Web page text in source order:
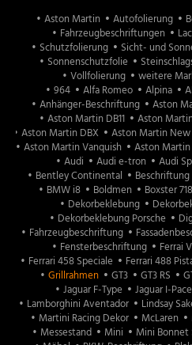
Aston Martin
weitere Marken
Fahrzeugbeschriftungen
Beschriftungen und Schilder
Sichtschutz
Sonnenschutz
Team
Infrastruktur
Aston Martin
Autofolierung
Fahrzeugbeschriftungen
Schutzfolierung
Sicht- und
Sonnenschutzfolie
Vollfolierung
weitere
964
Alfa Romeo Alpina
Anhänger-Beschriftung
Aston
Aston Martin DB11
Aston
Aston Martin DBX
Aston Martin
Aston Martin Vanquish
Aston
Audi
Audi e-tron Audi
Bentley Continental
Beschriftung
BMW i8
Boldmen Boxster
Dekorbeklebung
Dekorbeklebung Porsche
Fahrzeugbeschriftung
Fensterbeschriftung
Ferrai
Ferrari 458 Speciale
Ferrari 488
Grillrahmen
GT3 GT3 RS
Jaguar F-Type
Jaguar I-Pace
Lamborghini Aventador
Lindsay
Martini Racing Dekor
McLaren
Messestand
Mini Mini Bonnet